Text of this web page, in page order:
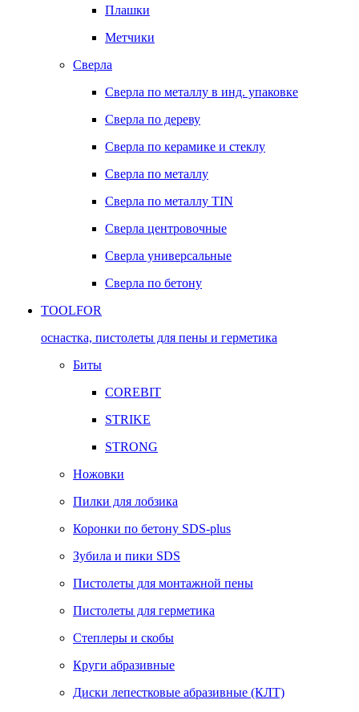
Плашки
Метчики
Сверла
Сверла по металлу в инд. упаковке
Сверла по дереву
Сверла по керамике и стеклу
Сверла по металлу
Сверла по металлу TIN
Сверла центровочные
Сверла универсальные
Сверла по бетону
TOOLFOR
оснастка, пистолеты для пены и герметика
Биты
COREBIT
STRIKE
STRONG
Ножовки
Пилки для лобзика
Коронки по бетону SDS-plus
Зубила и пики SDS
Пистолеты для монтажной пены
Пистолеты для герметика
Степлеры и скобы
Круги абразивные
Диски лепестковые абразивные (КЛТ)